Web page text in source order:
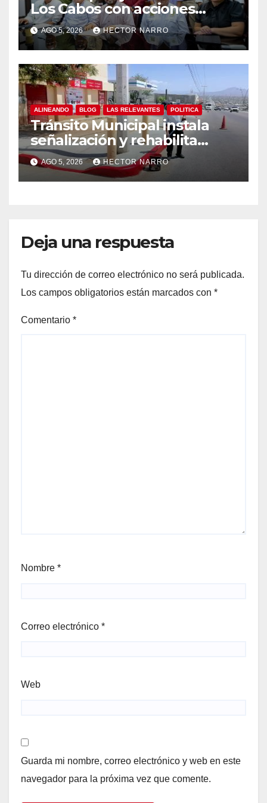
Los Cabos con acciones
preventivas ante lluvias en el
centro histórico
AGO 5, 2026 HECTOR NARRO
ALINEANDO BLOG LAS RELEVANTES POLITICA
Tránsito Municipal instala
señalización y rehabilita
cruces peatonales en Los
Cabos
AGO 5, 2026 HECTOR NARRO
Deja una respuesta
Tu dirección de correo electrónico no será publicada.
Los campos obligatorios están marcados con *
Comentario *
Nombre *
Correo electrónico *
Web
Guarda mi nombre, correo electrónico y web en este
navegador para la próxima vez que comente.